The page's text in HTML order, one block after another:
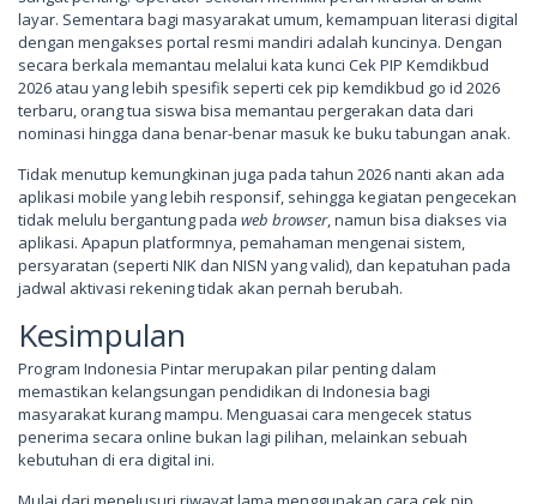
layar. Sementara bagi masyarakat umum, kemampuan literasi digital
dengan mengakses portal resmi mandiri adalah kuncinya. Dengan
secara berkala memantau melalui kata kunci Cek PIP Kemdikbud
2026 atau yang lebih spesifik seperti cek pip kemdikbud go id 2026
terbaru, orang tua siswa bisa memantau pergerakan data dari
nominasi hingga dana benar-benar masuk ke buku tabungan anak.
Tidak menutup kemungkinan juga pada tahun 2026 nanti akan ada
aplikasi mobile yang lebih responsif, sehingga kegiatan pengecekan
tidak melulu bergantung pada web browser, namun bisa diakses via
aplikasi. Apapun platformnya, pemahaman mengenai sistem,
persyaratan (seperti NIK dan NISN yang valid), dan kepatuhan pada
jadwal aktivasi rekening tidak akan pernah berubah.
Kesimpulan
Program Indonesia Pintar merupakan pilar penting dalam
memastikan kelangsungan pendidikan di Indonesia bagi
masyarakat kurang mampu. Menguasai cara mengecek status
penerima secara online bukan lagi pilihan, melainkan sebuah
kebutuhan di era digital ini.